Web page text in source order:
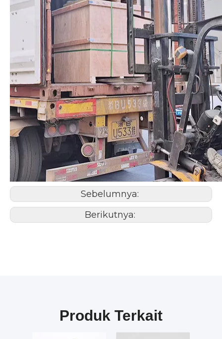
Sebelumnya:
Berikutnya:
Produk Terkait